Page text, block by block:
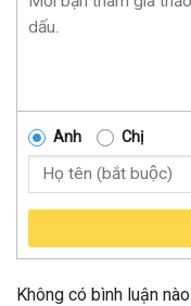
Anh Chị
Không có bình luận nào